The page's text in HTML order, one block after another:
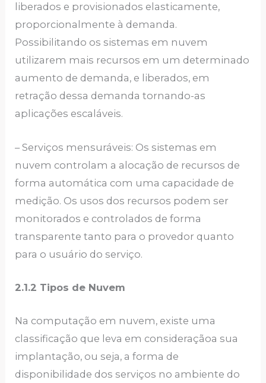
liberados e provisionados elasticamente,
proporcionalmente à demanda.
Possibilitando os sistemas em nuvem
utilizarem mais recursos em um determinado
aumento de demanda, e liberados, em
retração dessa demanda tornando-as
aplicações escaláveis.
– Serviços mensuráveis: Os sistemas em
nuvem controlam a alocação de recursos de
forma automática com uma capacidade de
medição. Os usos dos recursos podem ser
monitorados e controlados de forma
transparente tanto para o provedor quanto
para o usuário do serviço.
2.1.2 Tipos de Nuvem
Na computação em nuvem, existe uma
classificação que leva em consideraçãoa sua
implantação, ou seja, a forma de
disponibilidade dos serviços no ambiente do